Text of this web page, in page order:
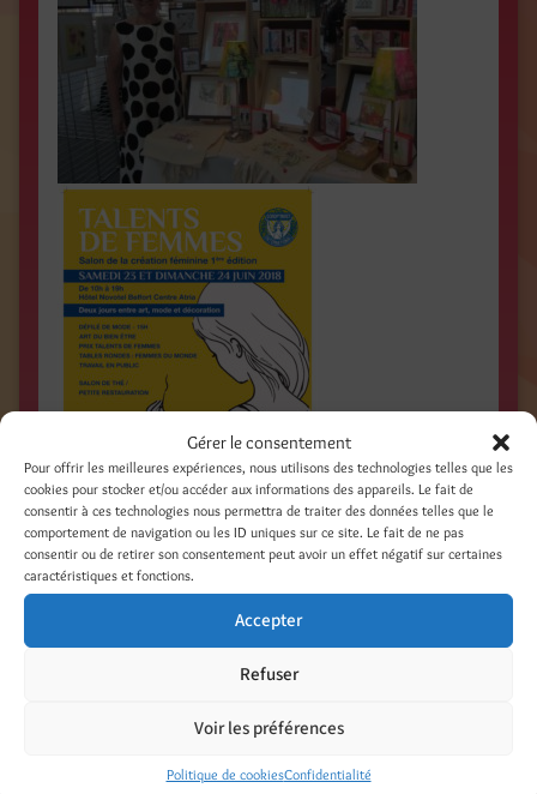
Gérer le consentement
Pour offrir les meilleures expériences, nous utilisons des technologies telles que les
cookies pour stocker et/ou accéder aux informations des appareils. Le fait de
consentir à ces technologies nous permettra de traiter des données telles que le
comportement de navigation ou les ID uniques sur ce site. Le fait de ne pas
consentir ou de retirer son consentement peut avoir un effet négatif sur certaines
caractéristiques et fonctions.
Accepter
Refuser
Voir les préférences
Politique de cookiesConfidentialité
Etchings, illustrations, new stuff.
Threads
Pinterest
Nextdoor